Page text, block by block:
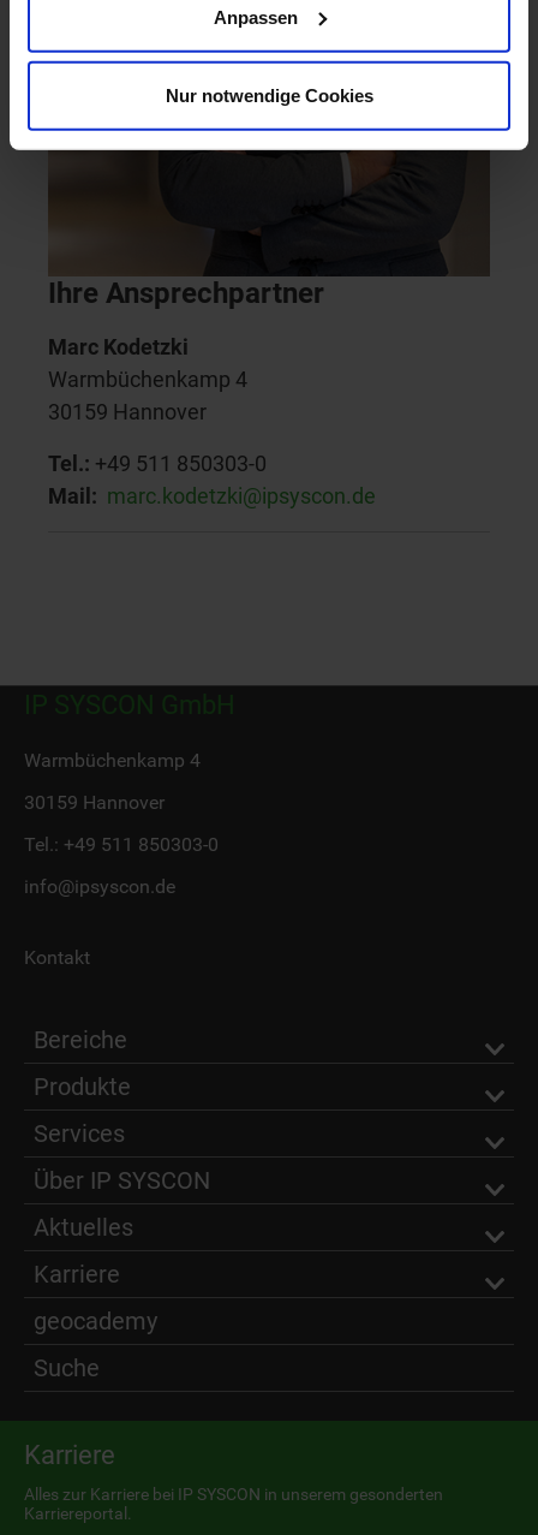
Anpassen
Nur notwendige Cookies
Ihre Ansprechpartner
Marc Kodetzki
Warmbüchenkamp 4
30159 Hannover
Tel.: +49 511 850303-0
Mail: marc.kodetzki@ipsyscon.de
IP SYSCON GmbH
Warmbüchenkamp 4
30159 Hannover
Tel.: +49 511 850303-0
info@ipsyscon.de
Kontakt
Bereiche
Produkte
Services
Über IP SYSCON
Aktuelles
Karriere
geocademy
Suche
Karriere
Alles zur Karriere bei IP SYSCON in unserem gesonderten
Karriereportal.